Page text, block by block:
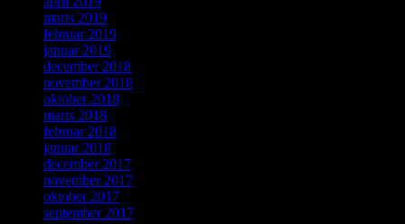
marts 2019
februar 2019
januar 2019
december 2018
november 2018
oktober 2018
marts 2018
februar 2018
januar 2018
december 2017
november 2017
oktober 2017
september 2017